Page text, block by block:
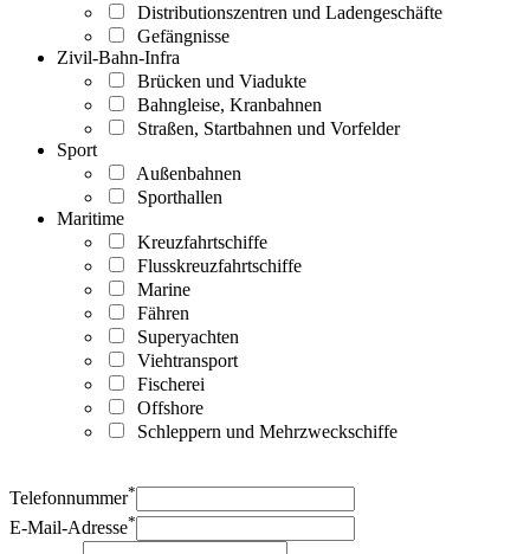
Distributionszentren und Ladengeschäfte
Gefängnisse
Zivil-Bahn-Infra
Brücken und Viadukte
Bahngleise, Kranbahnen
Straßen, Startbahnen und Vorfelder
Sport
Außenbahnen
Sporthallen
Maritime
Kreuzfahrtschiffe
Flusskreuzfahrtschiffe
Marine
Fähren
Superyachten
Viehtransport
Fischerei
Offshore
Schleppern und Mehrzweckschiffe
Telefonnummer*
E-Mail-Adresse*